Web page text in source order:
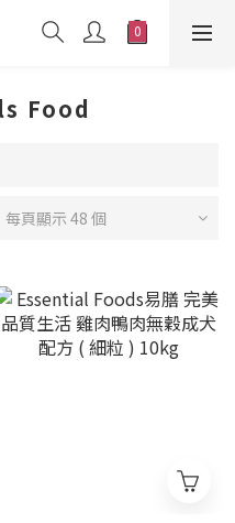
Food
每頁顯示 48 個